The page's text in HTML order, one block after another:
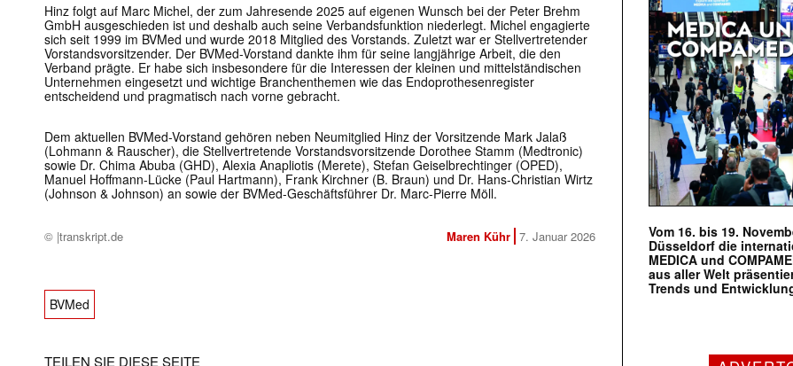
Hinz folgt auf Marc Michel, der zum Jahresende 2025 auf eigenen Wunsch bei der Peter Brehm
GmbH ausgeschieden ist und deshalb auch seine Verbandsfunktion niederlegt. Michel engagierte
sich seit 1999 im BVMed und wurde 2018 Mitglied des Vorstands. Zuletzt war er Stellvertretender
Vorstandsvorsitzender. Der BVMed-Vorstand dankte ihm für seine langjährige Arbeit, die den
Verband prägte. Er habe sich insbesondere für die Interessen der kleinen und mittelständischen
Unternehmen eingesetzt und wichtige Branchenthemen wie das Endoprothesenregister
entscheidend und pragmatisch nach vorne gebracht.
Dem aktuellen BVMed-Vorstand gehören neben Neumitglied Hinz der Vorsitzende Mark Jalaß
(Lohmann & Rauscher), die Stellvertretende Vorstandsvorsitzende Dorothee Stamm (Medtronic)
sowie Dr. Chima Abuba (GHD), Alexia Anapliotis (Merete), Stefan Geiselbrechtinger (OPED),
Manuel Hoffmann-Lücke (Paul Hartmann), Frank Kirchner (B. Braun) und Dr. Hans-Christian Wirtz
(Johnson & Johnson) an sowie der BVMed-Geschäftsführer Dr. Marc-Pierre Möll.
© |transkript.de Maren Kühr 7. Januar 2026
BVMed
TEILEN SIE DIESE SEITE
Vom 16. bis 19.
Düsseldorf die
MEDICA und
aus aller Welt
Trends und